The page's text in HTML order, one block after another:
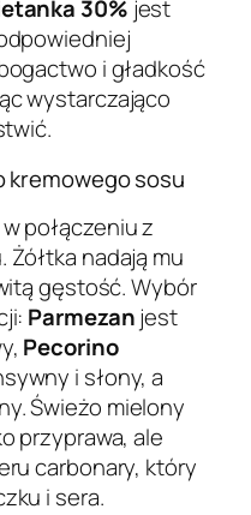
30% jest
i gładkość
wystarczająco
kremowego sosu
połączeniu z
nadają mu
gęstość. Wybór
Parmezanjest
Pecorino
i słony, a
Świeżo mielony
przyprawa, ale
carbonary, który
i sera.